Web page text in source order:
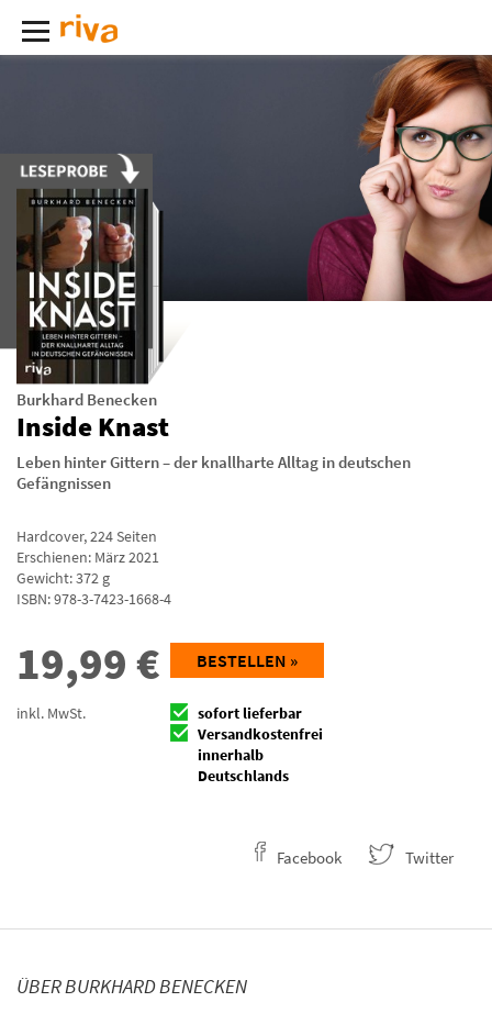
Burkhard Benecken
Inside Knast
Leben hinter Gittern – der knallharte Alltag in deutschen
Gefängnissen
Hardcover,224Seiten
Erschienen: März 2021
Gewicht: 372 g
ISBN:978-3-7423-1668-4
19,99 €
inkl. MwSt.
BESTELLEN »
sofort lieferbar
Versandkostenfrei
innerhalb
Deutschlands
Facebook Twitter
ÜBER BURKHARD BENECKEN